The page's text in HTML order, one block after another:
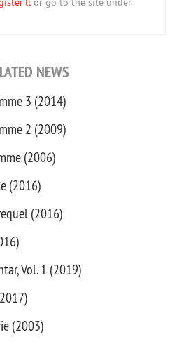
or go to the site under
NEWS
3 (2014)
2 (2009)
(2006)
(2016)
(2016)
Vol. 1 (2019)
(2003)